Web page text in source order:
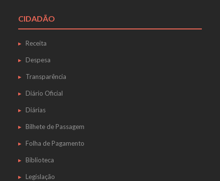
CIDADÃO
Receita
Despesa
Transparência
Diário Oficial
Diárias
Bilhete de Passagem
Folha de Pagamento
Biblioteca
Legislação